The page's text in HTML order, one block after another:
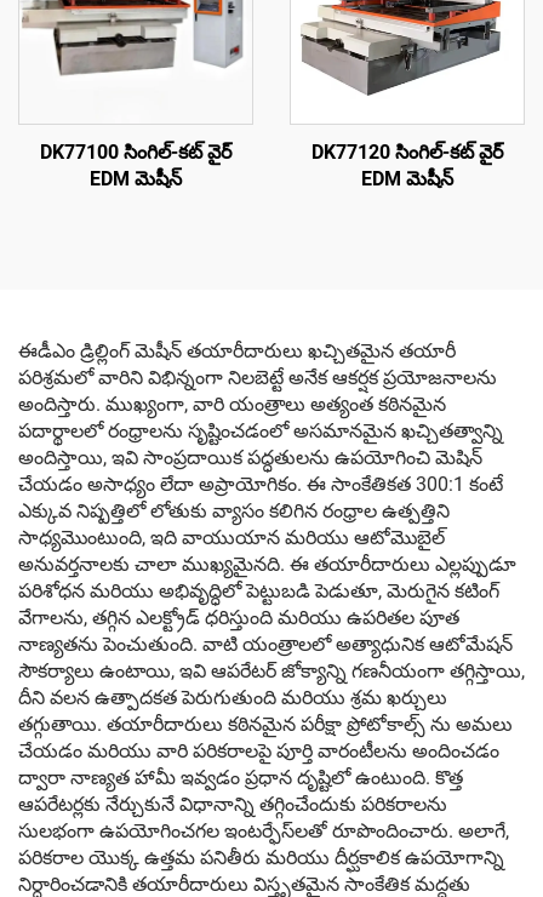
DK77100 సింగిల్-కట్ వైర్
EDM మెషీన్
DK77120 సింగిల్-కట్ వైర్
EDM మెషీన్
ఈడీఎం డ్రిల్లింగ్ మెషీన్ తయారీదారులు ఖచ్చితమైన తయారీ
పరిశ్రమలో వారిని విభిన్నంగా నిలబెట్టే అనేక ఆకర్షక ప్రయోజనాలను
అందిస్తారు. ముఖ్యంగా, వారి యంత్రాలు అత్యంత కఠినమైన
పదార్థాలలో రంధ్రాలను సృష్టించడంలో అసమానమైన ఖచ్చితత్వాన్ని
అందిస్తాయి, ఇవి సాంప్రదాయిక పద్ధతులను ఉపయోగించి మెషిన్
చేయడం అసాధ్యం లేదా అప్రాయోగికం. ఈ సాంకేతికత 300:1 కంటే
ఎక్కువ నిష్పత్తిలో లోతుకు వ్యాసం కలిగిన రంధ్రాల ఉత్పత్తిని
సాధ్యమొంటుంది, ఇది వాయుయాన మరియు ఆటోమొబైల్
అనువర్తనాలకు చాలా ముఖ్యమైనది. ఈ తయారీదారులు ఎల్లప్పుడూ
పరిశోధన మరియు అభివృద్ధిలో పెట్టుబడి పెడుతూ, మెరుగైన కటింగ్
వేగాలను, తగ్గిన ఎలక్ట్రోడ్ ధరిస్తుంది మరియు ఉపరితల పూత
నాణ్యతను పెంచుతుంది. వాటి యంత్రాలలో అత్యాధునిక ఆటోమేషన్
సౌకర్యాలు ఉంటాయి, ఇవి ఆపరేటర్ జోక్యాన్ని గణనీయంగా తగ్గిస్తాయి,
దీని వలన ఉత్పాదకత పెరుగుతుంది మరియు శ్రమ ఖర్చులు
తగ్గుతాయి. తయారీదారులు కఠినమైన పరీక్షా ప్రోటోకాల్స్ ను అమలు
చేయడం మరియు వారి పరికరాలపై పూర్తి వారంటీలను అందించడం
ద్వారా నాణ్యత హామీ ఇవ్వడం ప్రధాన దృష్టిలో ఉంటుంది. కొత్త
ఆపరేటర్లకు నేర్చుకునే విధానాన్ని తగ్గించేందుకు పరికరాలను
సులభంగా ఉపయోగించగల ఇంటర్ఫేస్‌లతో రూపొందించారు. అలాగే,
పరికరాల యొక్క ఉత్తమ పనితీరు మరియు దీర్ఘకాలిక ఉపయోగాన్ని
నిర్ధారించడానికి తయారీదారులు విస్తృతమైన సాంకేతిక మద్దతు